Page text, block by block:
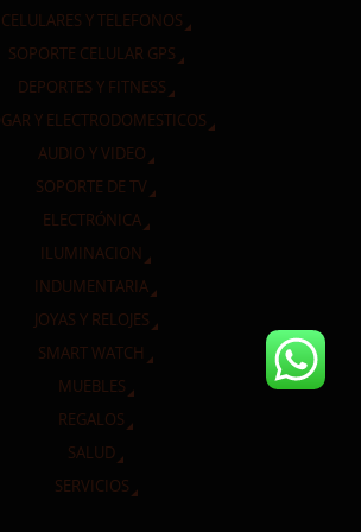
CELULARES Y TELEFONOS
SOPORTE CELULAR GPS
DEPORTES Y FITNESS
Y ELECTRODOMESTICOS
AUDIO Y VIDEO
SOPORTE DE TV
ELECTRÓNICA
ILUMINACION
INDUMENTARIA
JOYAS Y RELOJES
SMART WATCH
MUEBLES
REGALOS
SALUD
SERVICIOS